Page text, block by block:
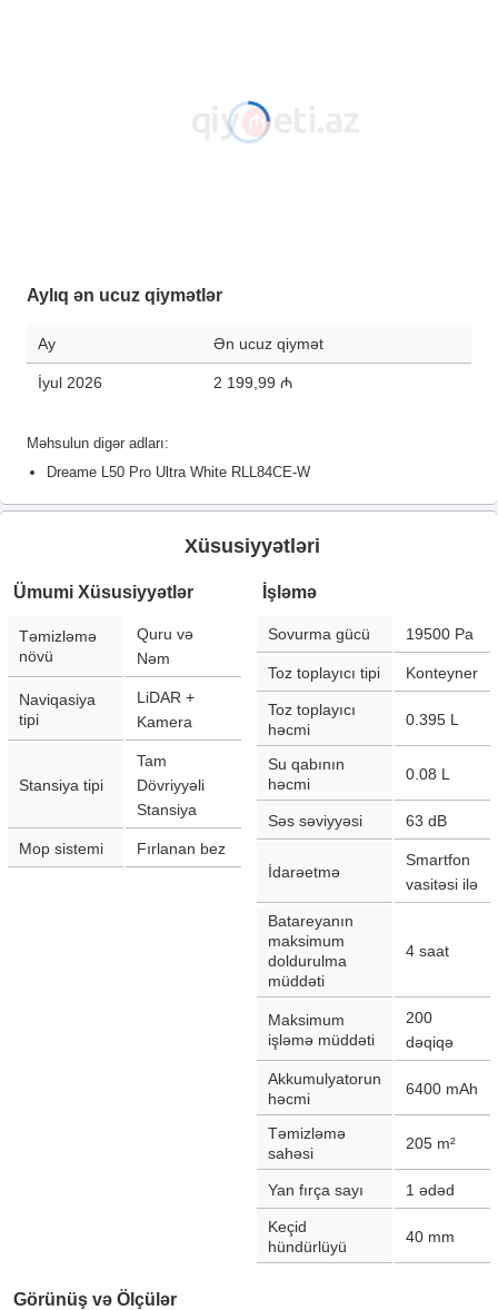
Aylıq ən ucuz qiymətlər
Ay Ən ucuz qiymət
İyul 2026 2 199,99 ₼
Məhsulun digər adları:
Dreame L50 Pro Ultra White RLL84CE-W
Xüsusiyyətləri
Ümumi Xüsusiyyətlər
Təmizləmə
növü
Quru və
Nəm
Naviqasiya
tipi
LiDAR +
Kamera
Stansiya tipi
Tam
Dövriyyəli
Stansiya
Mop sistemi Fırlanan bez
İşləmə
Sovurma gücü 19500 Pa
Toz toplayıcı tipi Konteyner
Toz toplayıcı
həcmi
0.395 L
Su qabının
həcmi
0.08 L
Səs səviyyəsi 63 dB
İdarəetmə
Smartfon
vasitəsi ilə
Batareyanın
maksimum
doldurulma
müddəti
4 saat
Maksimum
işləmə müddəti
200
dəqiqə
Akkumulyatorun
həcmi
6400 mAh
Təmizləmə
sahəsi
205 m²
Yan fırça sayı 1 ədəd
Keçid
hündürlüyü
40 mm
Görünüş və Ölçülər